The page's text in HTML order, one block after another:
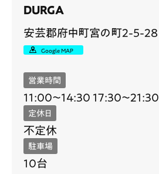
DURGA
安芸郡府中町宮の町2-5-28
Google MAP
営業時間
11:00～14:30 17:30～21:30
定休日
不定休
駐車場
10台